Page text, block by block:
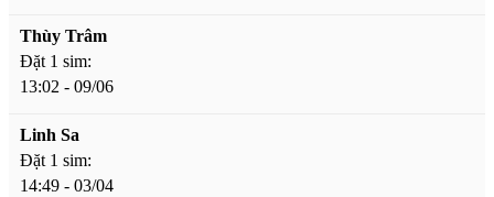
Thùy Trâm
Đặt 1 sim:
13:02 - 09/06
Linh Sa
Đặt 1 sim:
14:49 - 03/04